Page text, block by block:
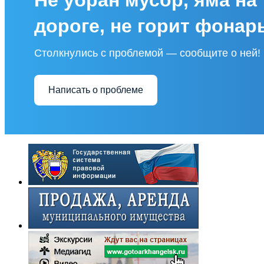
дороге, не горит
Столкнулись с проблемой — сообщите о ней!
Написать о проблеме